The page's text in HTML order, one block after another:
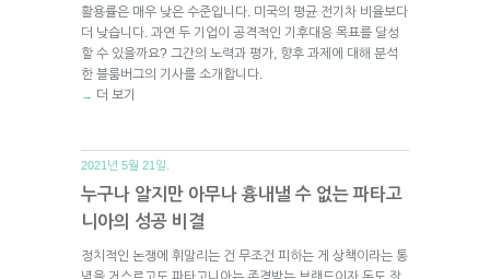
활용률은 매우 낮은 수준입니다. 미국의 평균 전기차 비율보다
더 낮습니다. 과연 두 기업이 공격적인 기후대응 목표를 달성
할 수 있을까요? 그간의 노력과 평가, 향후 과제에 대해 분석
한 블룸버그의 기사를 소개합니다.
→ 더 보기
2021년 5월 21일.
누구나 알지만 아무나 흉내낼 수 없는 파타고
니아의 성공 비결
정치적인 논쟁에 휘말리는 건 무조건 피하는 게 상책이라는 통